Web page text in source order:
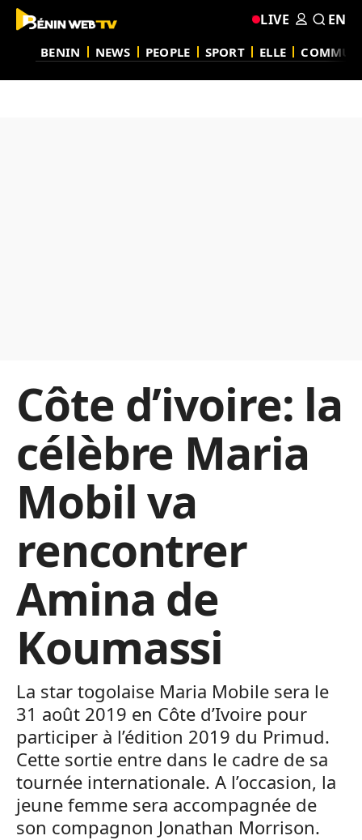
BENIN NEWS PEOPLE SPORT ELLE
LIVE EN
Côte d’ivoire: la
célèbre Maria
Mobil va
rencontrer
Amina de
Koumassi
La star togolaise Maria Mobile sera le
31 août 2019 en Côte d’Ivoire pour
participer à l’édition 2019 du Primud.
Cette sortie entre dans le cadre de sa
tournée internationale. A l’occasion, la
jeune femme sera accompagnée de
son compagnon Jonathan Morrison.